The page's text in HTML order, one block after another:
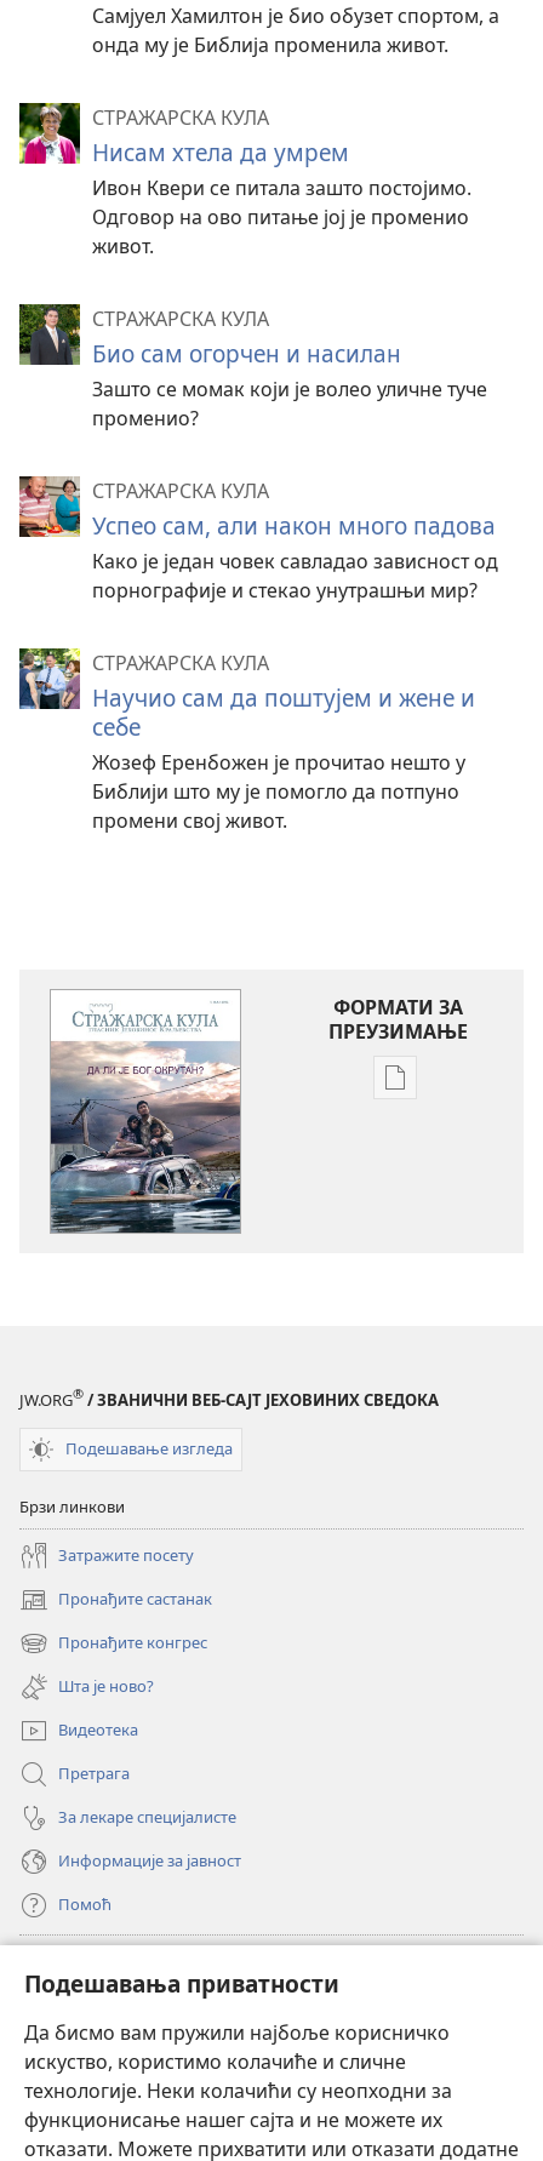
Подешавања приватности
Да бисмо вам пружили најбоље корисничко
искуство, користимо колачиће и сличне
технологије. Неки колачићи су неопходни за
функционисање нашег сајта и не можете их
отказати. Можете прихватити или отказати додатне
Самјуел Хамилтон је био обузет спортом, а
онда му је Библија променила живот.
СТРАЖАРСКА КУЛА
Нисам хтела да умрем
Ивон Квери се питала зашто постојимо.
Одговор на ово питање јој је променио
живот.
СТРАЖАРСКА КУЛА
Био сам огорчен и насилан
Зашто се момак који је волео уличне туче
променио?
СТРАЖАРСКА КУЛА
Успео сам, али након много падова
Како је један човек савладао зависност од
порнографије и стекао унутрашњи мир?
СТРАЖАРСКА КУЛА
Научио сам да поштујем и жене и
себе
Жозеф Еренбожен је прочитао нешто у
Библији што му је помогло да потпуно
промени свој живот.
ФОРМАТИ ЗА
ПРЕУЗИМАЊЕ
Формати
окрутан?
JW.ORG® / ЗВАНИЧНИ ВЕБ-САЈТ ЈЕХОВИНИХ СВЕДОКА
Подешавање изгледа
Брзи линкови
Затражите посету
Пронађите састанак
(отвара
нови
прозор)
Пронађите конгрес
(отвара
нови
прозор)
Шта је ново?
Видеотека
Претрага
За лекаре специјалисте
Информације за јавност
Помоћ
(отвара
нови
прозор)ОНЛАЈН БИБЛИОТЕКА Watchtower
(отвара
нови
прозор)JW Hub®
(отвара
нови
прозор)JW Library